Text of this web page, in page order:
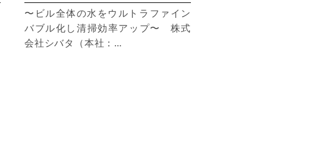
〜ビル全体の水をウルトラファイン
バブル化し清掃効率アップ〜 株式
会社シバタ（本社：…